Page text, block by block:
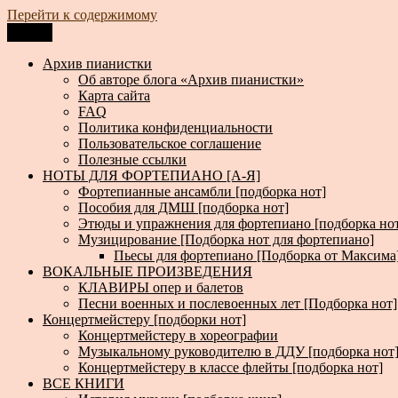
Перейти к содержимому
Архив пианистки
Всё для пианистов: ноты, книги, музыка, статьи…
Архив пианистки
Об авторе блога «Архив пианистки»
Карта сайта
FAQ
Политика конфиденциальности
Пользовательское соглашение
Полезные ссылки
НОТЫ ДЛЯ ФОРТЕПИАНО [А-Я]
Фортепианные ансамбли [подборка нот]
Пособия для ДМШ [подборка нот]
Этюды и упражнения для фортепиано [подборка
Музицирование [Подборка нот для фортепиано]
Пьесы для фортепиано [Подборка от
ВОКАЛЬНЫЕ ПРОИЗВЕДЕНИЯ
КЛАВИРЫ опер и балетов
Песни военных и послевоенных лет [Подборка нот]
Концертмейстеру [подборки нот]
Концертмейстеру в хореографии
Музыкальному руководителю в ДДУ [подборка нот]
Концертмейстеру в классе флейты [подборка нот]
ВСЕ КНИГИ